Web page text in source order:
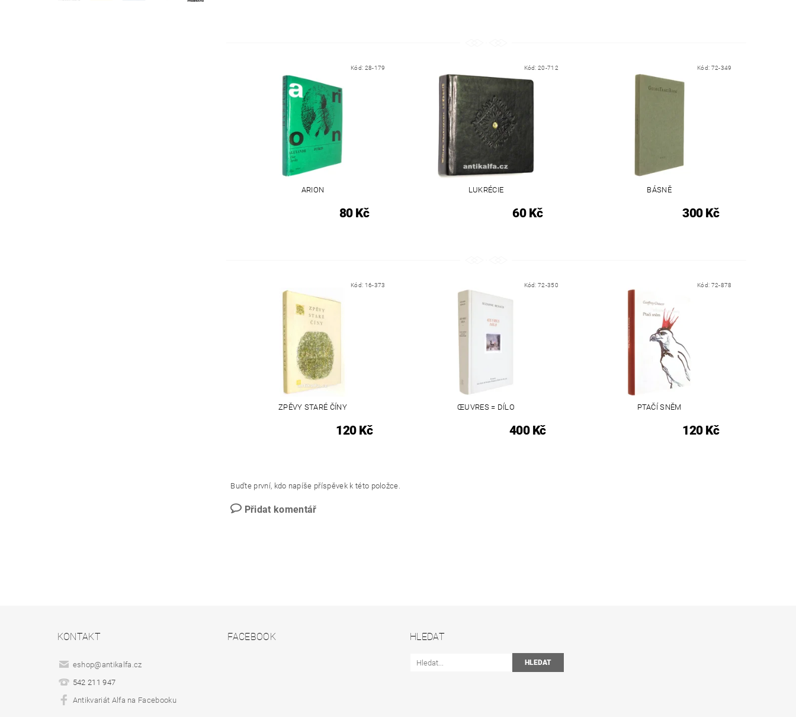
Kód: 28-179
ARION
80 Kč
Kód:20-712
LUKRÉCIE
60 Kč
Kód: 72-349
BÁSNĚ
300 Kč
Kód: 16-373
ZPĚVY STARÉ ČÍNY
120 Kč
Kód:72-350
ŒUVRES = DÍLO
400 Kč
Kód: 72-878
PTAČÍ SNĚM
120 Kč
Buďte první, kdo napíše příspěvek k této položce.
Přidat komentář
KONTAKT
eshop@antikalfa.cz
542 211 947
Antikvariát Alfa na Facebooku
FACEBOOK HLEDAT